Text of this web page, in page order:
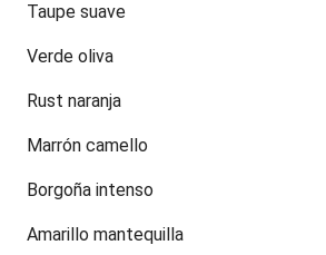
Taupe suave
Verde oliva
Rust naranja
Marrón camello
Borgoña intenso
Amarillo mantequilla